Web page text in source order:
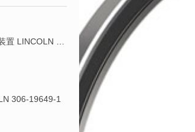
VGMB 734-800-K 734-800-K LINCOLN单线/活塞计量装置 LINCOLN 934013-E
306-19649-1